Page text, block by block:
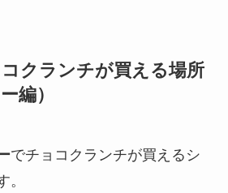
クランチが買える場所
編）
でチョコクランチが買えるシ
。